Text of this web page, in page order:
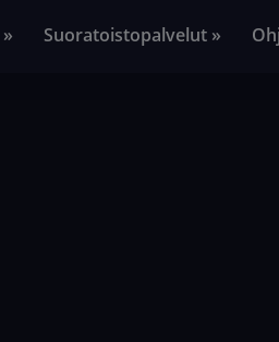
Elisa Viihde » Suoratoistopalvelut »